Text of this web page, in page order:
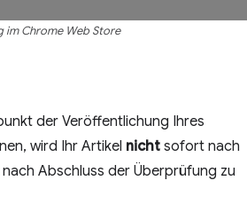
im Chrome Web Store
der Veröffentlichung Ihres
wird Ihr Artikel nicht sofort nach
Abschluss der Überprüfung zu